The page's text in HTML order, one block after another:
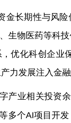
金长期性与风
生物医药等科
优化科创企业
力发展注入金融
产业相关投资
多个AI项目开